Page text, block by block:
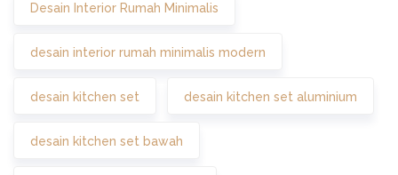
Desain Interior Rumah Minimalis
desain interior rumah minimalis modern
desain kitchen set desain kitchen set aluminium
desain kitchen set bawah